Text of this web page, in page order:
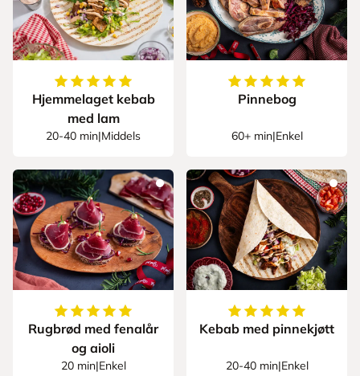
5av5stjerner
Hjemmelaget kebab
med lam
20-40 min|Middels
5av5stjerner
Pinnebog
60+ min|Enkel
5av5stjerner
Rugbrød med fenalår
og aioli
20 min|Enkel
5av5stjerner
Kebab med pinnekjøtt
20-40 min|Enkel